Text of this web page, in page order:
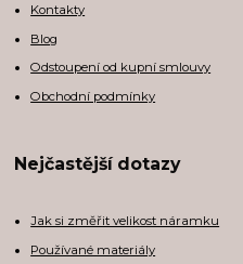
Kontakty
Blog
Odstoupení od kupní smlouvy
Obchodní podmínky
Nejčastější dotazy
Jak si změřit velikost náramku
Používané materiály